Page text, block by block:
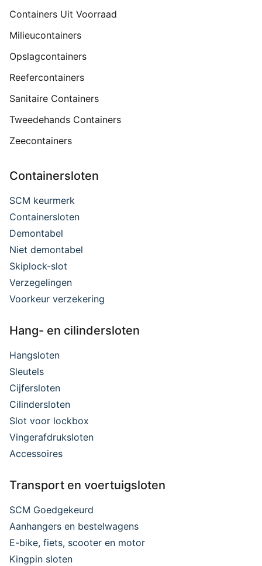
Containers Uit Voorraad
Milieucontainers
Opslagcontainers
Reefercontainers
Sanitaire Containers
Tweedehands Containers
Zeecontainers
Containersloten
SCM keurmerk
Containersloten
Demontabel
Niet demontabel
Skiplock-slot
Verzegelingen
Voorkeur verzekering
Hang- en cilindersloten
Hangsloten
Sleutels
Cijfersloten
Cilindersloten
Slot voor lockbox
Vingerafdruksloten
Accessoires
Transport en voertuigsloten
SCM Goedgekeurd
Aanhangers en bestelwagens
E-bike, fiets, scooter en motor
Kingpin sloten